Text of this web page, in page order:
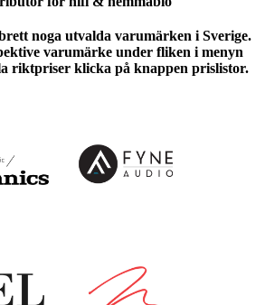
noga utvalda varumärken i Sverige.
varumärke under fliken i menyn
riktpriser klicka på knappen prislistor.